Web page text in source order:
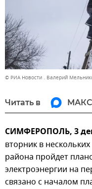
© РИА Новости . Валерий
Читать в МАКС
СИМФЕРОПОЛЬ, 3
вторник в
района пройдет
электроэнергии на
связано с началом